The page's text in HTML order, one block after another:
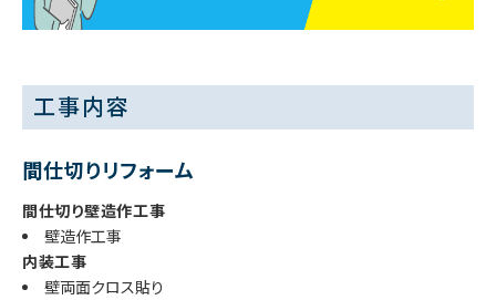
工事内容
間仕切りリフォーム
間仕切り壁造作工事
壁造作工事
内装工事
壁両面クロス貼り